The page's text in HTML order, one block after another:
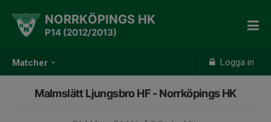
Matcher Logga in
NORRKÖPINGS HK
P14 (2012/2013)
Malmslätt Ljungsbro HF - Norrköpings HK